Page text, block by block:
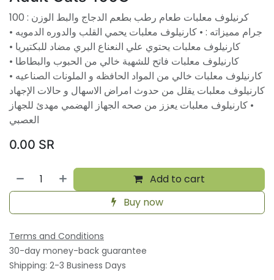
كرنيلوف معلبات طعام رطب بطعم الدجاج والبط الوزن : 100
جرام مميزاته : • كارنيلوف معلبات يحمي القلب والدوره الدمويه •
كارنيلوف معلبات يحتوي علي النعناع البري مضاد للبكتيريا •
كارنيلوف معلبات فاتح للشهية خالي من الحبوب والبطاطا •
كارنيلوف معلبات خالي من المواد الحافظه و الملونات الصناعيه •
كارنيلوف معلبات يقلل من حدوث امراض الاسهال و حالات الإجهاد
• كارنيلوف معلبات يعزز من صحه الجهاز الهضمي مهدئ للجهاز
العصبي
0.00 SR
Add to cart
Buy now
Terms and Conditions
30-day money-back guarantee
Shipping: 2-3 Business Days